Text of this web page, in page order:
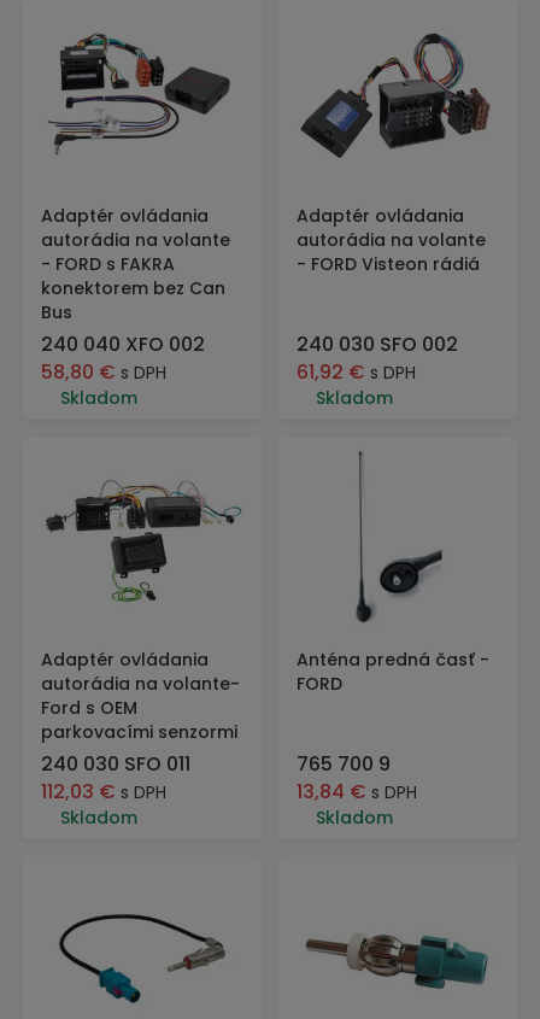
Adaptér ovládania
autorádia na volante
- FORD s FAKRA
konektorem bez Can
Bus
240 040 XFO 002
58,80 € s DPH
Skladom
Adaptér ovládania
autorádia na volante
- FORD Visteon rádiá
240 030 SFO 002
61,92 € s DPH
Skladom
Adaptér ovládania
autorádia na volante-
Ford s OEM
parkovacími senzormi
240 030 SFO 011
112,03 € s DPH
Skladom
Anténa predná časť -
FORD
765 700 9
13,84 € s DPH
Skladom